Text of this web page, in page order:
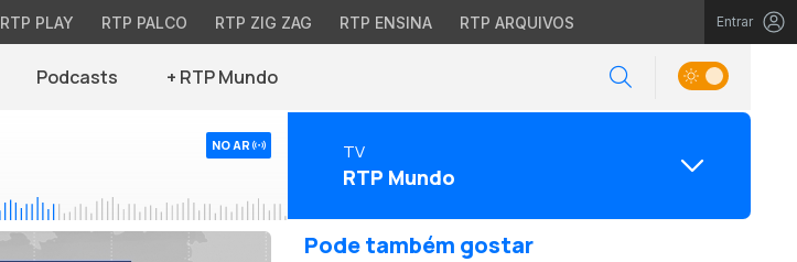
RTP PLAY RTP PALCO RTP ZIG ZAG RTP ENSINA RTP ARQUIVOS Entrar
Podcasts + RTP Mundo
NO AR TV
RTP Mundo
Pode também gostar